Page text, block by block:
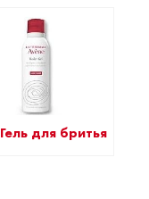
Гель для бритья